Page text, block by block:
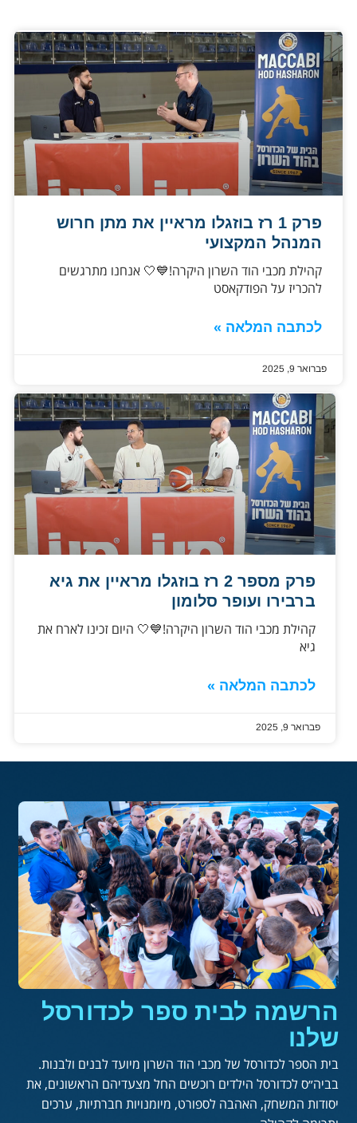
פרק 1 רז בוזגלו מראיין את מתן חרוש
המנהל המקצועי
קהילת מכבי הוד השרון היקרה!💙🤍 אנחנו מתרגשים
להכריז על הפודקאסט
לכתבה המלאה »
פברואר 9, 2025
פרק מספר 2 רז בוזגלו מראיין את גיא
ברבירו ועופר סלומון
קהילת מכבי הוד השרון היקרה!💙🤍 היום זכינו לארח את
גיא
לכתבה המלאה »
פברואר 9, 2025
הרשמה לבית ספר לכדורסל
שלנו
בית הספר לכדורסל של מכבי הוד השרון מיועד לבנים ולבנות.
בביה״ס לכדורסל הילדים רוכשים החל מצעדיהם הראשונים, את
יסודות המשחק, האהבה לספורט, מיומנויות חברתיות, ערכים